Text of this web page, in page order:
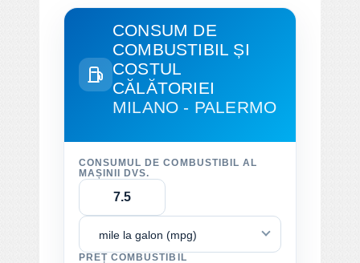
CONSUM DE
COMBUSTIBIL ȘI
COSTUL
CĂLĂTORIEI
MILANO - PALERMO
CONSUMUL DE COMBUSTIBIL AL
MAȘINII DVS.
mile la galon (mpg)
PREȚ COMBUSTIBIL